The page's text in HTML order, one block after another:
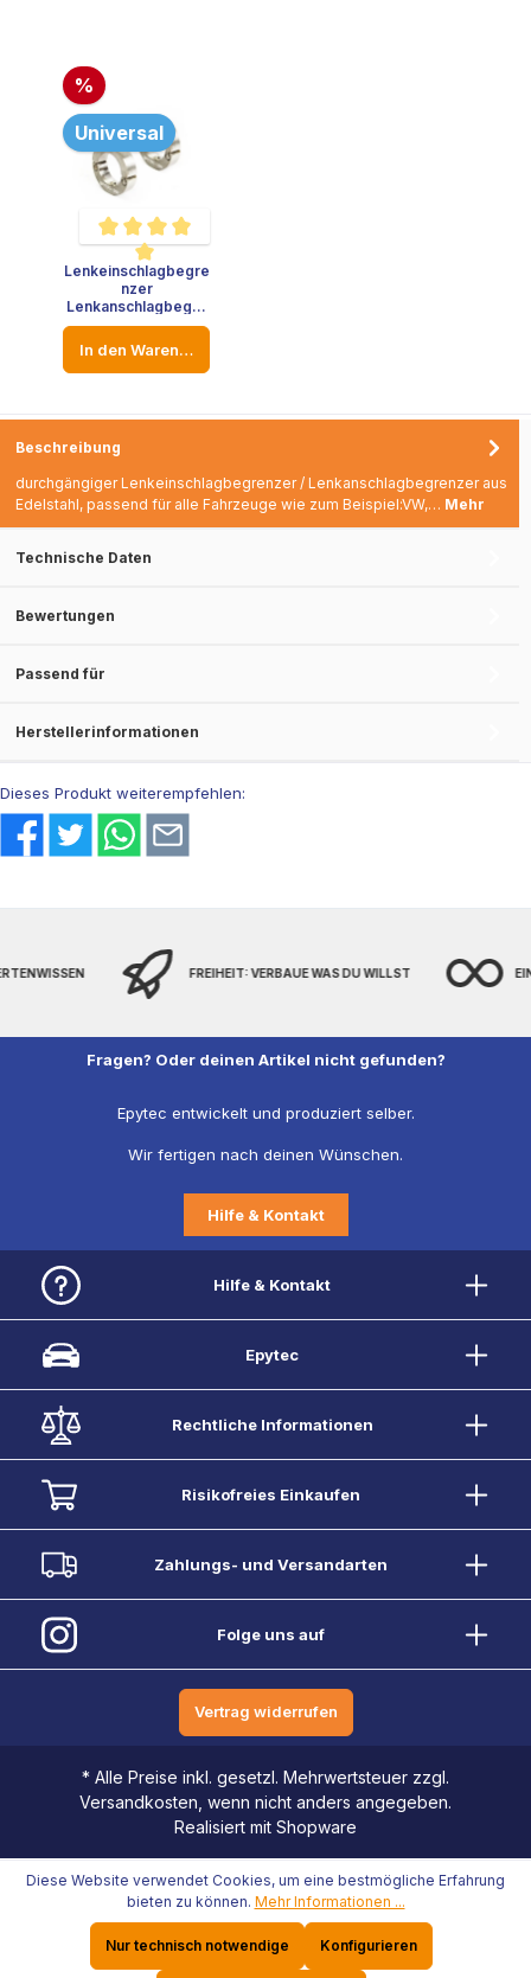
%
Universal
Durchschnittliche Bewertung von 5 von 5 Sternen
Lenkeinschlagbegre
nzer
Lenkanschlagbegre
nzer Edelstahl VW
Golf Audi A3 Opel
Lenkstange -
Durchmesser:
In den Warenkorb
Beschreibung
durchgängiger Lenkeinschlagbegrenzer / Lenkanschlagbegrenzer aus
Edelstahl, passend für alle Fahrzeuge wie zum Beispiel:VW,… Mehr
Technische Daten
Bewertungen
Passend für
Herstellerinformationen
Dieses Produkt weiterempfehlen:
FREIHEIT: VERBAUE WAS DU WILLST
Fragen? Oder deinen Artikel nicht gefunden?
Epytec entwickelt und produziert selber.
Wir fertigen nach deinen Wünschen.
Hilfe & Kontakt
Hilfe & Kontakt
Epytec
Rechtliche Informationen
Risikofreies Einkaufen
Zahlungs- und Versandarten
Folge uns auf
Vertrag widerrufen
* Alle Preise inkl. gesetzl. Mehrwertsteuer zzgl.
Versandkosten, wenn nicht anders angegeben.
Realisiert mit Shopware
Diese Website verwendet Cookies, um eine bestmögliche Erfahrung
bieten zu können. Mehr Informationen ...
Nur technisch notwendige Konfigurieren